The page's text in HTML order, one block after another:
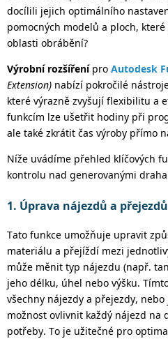
docílili jejich optimálního
pomocných modelů a ploch,
oblasti obrábění?
Výrobní rozšířenípro Autodesk
Extension) nabízí pokročilé
které výrazně zvyšují flexibilitu a
funkcím lze ušetřit hodiny při
ale také zkrátit čas výroby přímo
Níže uvádíme přehled klíčových
kontrolu nad generovanými
1. Úprava nájezdů a přejezdů
Tato funkce umožňuje upravit
materiálu a přejíždí mezi
může měnit typ nájezdu (např.
jeho délku, úhel nebo výšku.
všechny nájezdy a přejezdy,
možnost ovlivnit každý nájezd na
potřeby. To je užitečné pro